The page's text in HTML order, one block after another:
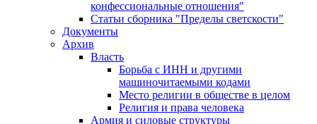
конфессиональные отношения"
Статьи сборника "Пределы светскости"
Документы
Архив
Власть
Борьба с ИНН и другими
машиночитаемыми кодами
Место религии в обществе в целом
Религия и права человека
Армия и силовые структуры